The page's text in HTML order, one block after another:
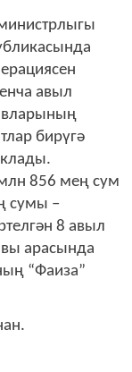
авыл
бирүгә
856 мең сум
сумы –
8 авыл
арасында
“Фаиза”